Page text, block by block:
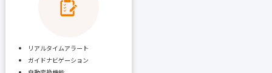
リアルタイムアラート
ガイドナビゲーション